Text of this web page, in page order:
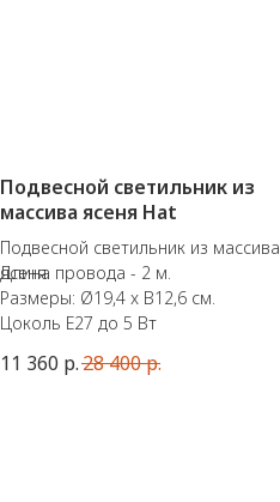
Подвесной светильник из
массива ясеня Hat
Подвесной светильник из массива
ясеня.
Длина провода - 2 м.
Размеры: Ø19,4 x В12,6 см.
Цоколь E27 до 5 Вт
11 360 р.28 400р.